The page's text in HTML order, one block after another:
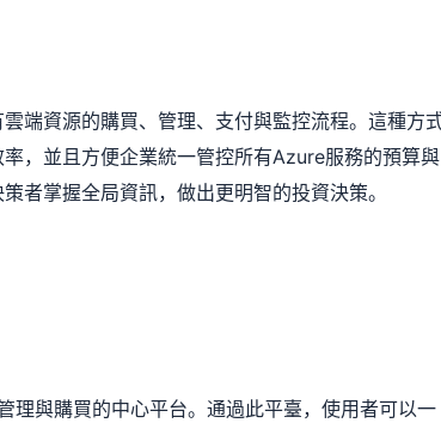
端資源的購買、管理、支付與監控流程。這種方
，並且方便企業統一管控所有Azure服務的預算與
者掌握全局資訊，做出更明智的投資決策。
與購買的中心平台。通過此平臺，使用者可以一